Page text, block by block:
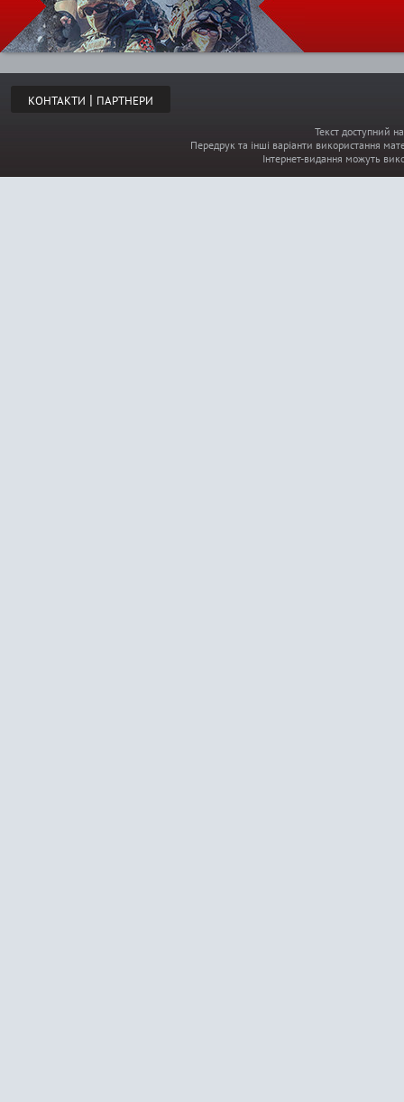
КОНТАКТИ | ПАРТНЕРИ
Текст доступний
Передрук та інші варіанти використання
Інтернет-видання можуть